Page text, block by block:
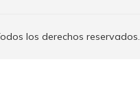
los derechos reservados.